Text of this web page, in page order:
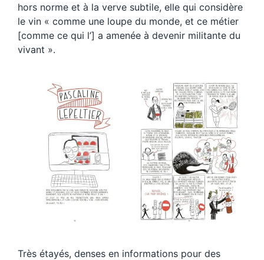
hors norme et à la verve subtile, elle qui considère
le vin « comme une loupe du monde, et ce métier
[comme ce qui l’] a amenée à devenir militante du
vivant ».
Très étayés, denses en informations pour des